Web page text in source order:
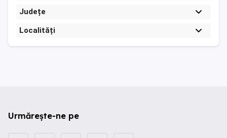
Județe
Localități
Urmărește-ne pe